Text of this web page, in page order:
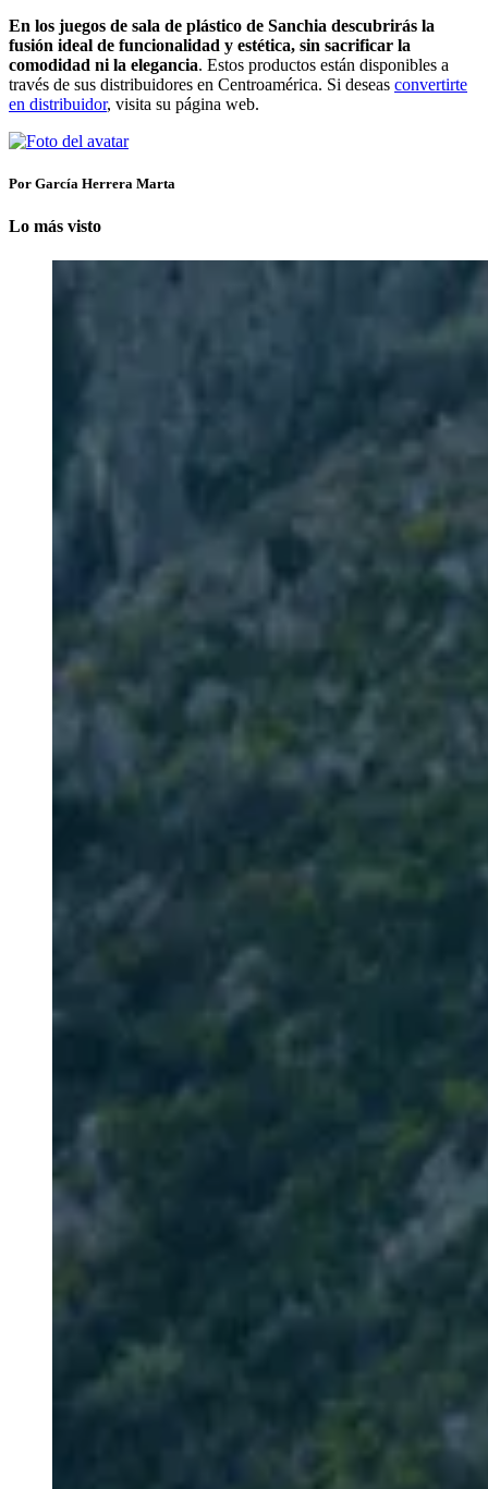
En los juegos de sala de plástico de Sanchia descubrirás la
fusión ideal de funcionalidad y estética, sin sacrificar la
comodidad ni la elegancia. Estos productos están disponibles a
través de sus distribuidores en Centroamérica. Si deseas convertirte
en distribuidor, visita su página web.
Por García Herrera Marta
Lo más visto